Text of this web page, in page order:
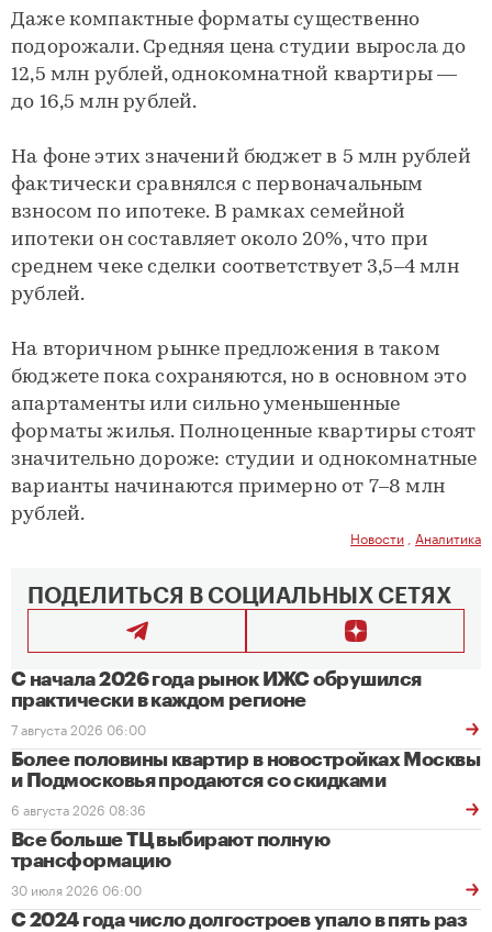
Даже компактные форматы существенно
подорожали. Средняя цена студии выросла до
12,5 млн рублей, однокомнатной квартиры —
до 16,5 млн рублей.
На фоне этих значений бюджет в 5 млн рублей
фактически сравнялся с первоначальным
взносом по ипотеке. В рамках семейной
ипотеки он составляет около 20%, что при
среднем чеке сделки соответствует 3,5–4 млн
рублей.
На вторичном рынке предложения в таком
бюджете пока сохраняются, но в основном это
апартаменты или сильно уменьшенные
форматы жилья. Полноценные квартиры стоят
значительно дороже: студии и однокомнатные
варианты начинаются примерно от 7–8 млн
рублей.
Новости Аналитика
ПОДЕЛИТЬСЯ В СОЦИАЛЬНЫХ СЕТЯХ
С начала 2026 года рынок ИЖС обрушился
практически в каждом регионе
7 августа 2026 06:00
Более половины квартир в новостройках Москвы
и Подмосковья продаются со скидками
6 августа 2026 08:36
Все больше ТЦ выбирают полную
трансформацию
30 июля 2026 06:00
С 2024 года число долгостроев упало в пять раз